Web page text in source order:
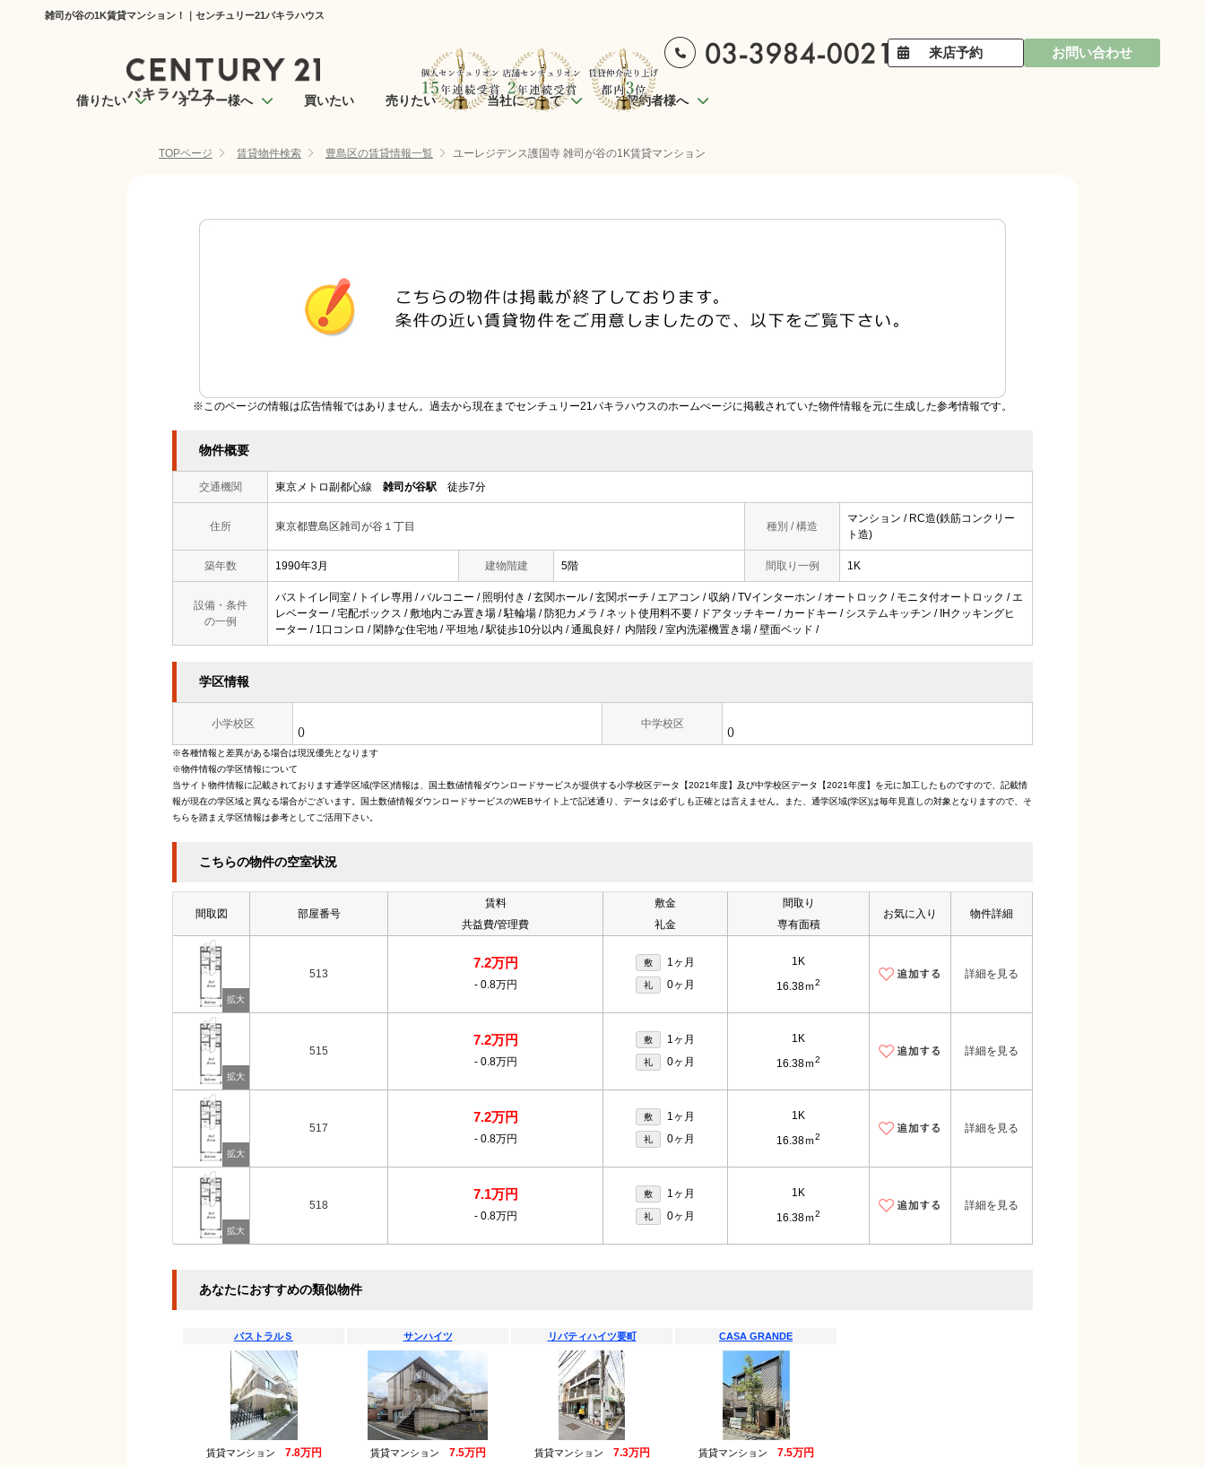
雑司が谷の1K賃貸マンション！｜センチュリー21パキラハウス
来店予約 お問い合わせ
借りたい オーナー様へ 買いたい 売りたい 当社について ご契約者様へ
TOPページ 賃貸物件検索 豊島区の賃貸情報一覧 ユーレジデンス護国寺 雑司が谷の1K賃貸マンション
※このページの情報は広告情報ではありません。過去から現在までセンチュリー21パキラハウスのホームぺージに掲載されていた物件情報を元に生成した参考情報です。
物件概要
交通機関 東京メトロ副都心線 雑司が谷駅 徒歩7分
住所 東京都豊島区雑司が谷１丁目 種別 / 構造
マンション / RC造(鉄筋コンクリー
ト造)
築年数 1990年3月 建物階建 5階 間取り一例 1K
設備・条件
の一例
バストイレ同室 / トイレ専用 / バルコニー / 照明付き / 玄関ホール / 玄関ポーチ / エアコン / 収納 / TVインターホン / オートロック / モニタ付オートロック / エ
レベーター / 宅配ボックス / 敷地内ごみ置き場 / 駐輪場 / 防犯カメラ / ネット使用料不要 / ドアタッチキー / カードキー / システムキッチン / IHクッキングヒ
ーター / 1口コンロ / 閑静な住宅地 / 平坦地 / 駅徒歩10分以内 / 通風良好 / 内階段 / 室内洗濯機置き場 / 壁面ベッド /
学区情報
小学校区
()
中学校区
()
※各種情報と差異がある場合は現況優先となります
※物件情報の学区情報について
当サイト物件情報に記載されております通学区域(学区)情報は、国土数値情報ダウンロードサービスが提供する小学校区データ【2021年度】及び中学校区データ【2021年度】を元に加工したものですので、記載情
報が現在の学区域と異なる場合がございます。国土数値情報ダウンロードサービスのWEBサイト上で記述通り、データは必ずしも正確とは言えません。また、通学区域(学区)は毎年見直しの対象となりますので、そ
ちらを踏まえ学区情報は参考としてご活用下さい。
こちらの物件の空室状況
間取図 部屋番号
賃料
共益費/管理費
敷金
礼金
間取り
専有面積
お気に入り 物件詳細
513
7.2万円
- 0.8万円
敷 1ヶ月
礼 0ヶ月
1K
16.38ｍ2
詳細を見る
515
7.2万円
- 0.8万円
敷 1ヶ月
礼 0ヶ月
1K
16.38ｍ2
詳細を見る
517
7.2万円
- 0.8万円
敷 1ヶ月
礼 0ヶ月
1K
16.38ｍ2
詳細を見る
518
7.1万円
- 0.8万円
敷 1ヶ月
礼 0ヶ月
1K
16.38ｍ2
詳細を見る
あなたにおすすめの類似物件
パストラルＳ
賃貸マンション 7.8万円
サンハイツ
賃貸マンション 7.5万円
リバティハイツ要町
賃貸マンション 7.3万円
CASA GRANDE
賃貸マンション 7.5万円